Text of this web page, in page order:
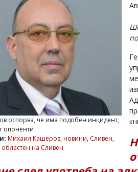
оспорва, че има подобен инцидент,
опоненти
Михаил Кашеров, новини, Сливен,
областен на Сливен